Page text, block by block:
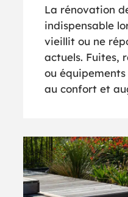
La rénovation
indispensable
vieillit ou ne
actuels. Fuites,
ou
au confort et